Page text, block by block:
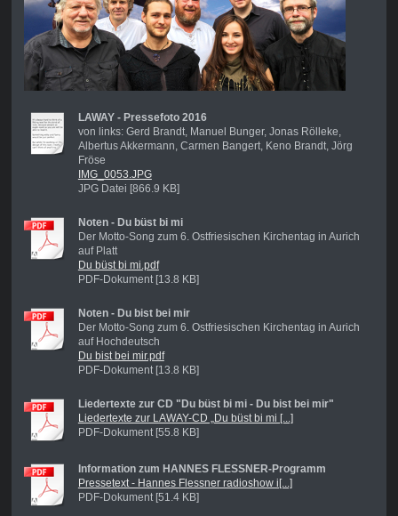
LAWAY - Pressefoto 2016
von links: Gerd Brandt, Manuel Bunger, Jonas Rölleke,
Albertus Akkermann, Carmen Bangert, Keno Brandt, Jörg
Fröse
IMG_0053.JPG
JPG Datei [866.9 KB]
Noten - Du büst bi mi
Der Motto-Song zum 6. Ostfriesischen Kirchentag in Aurich
auf Platt
Du büst bi mi.pdf
PDF-Dokument [13.8 KB]
Noten - Du bist bei mir
Der Motto-Song zum 6. Ostfriesischen Kirchentag in Aurich
auf Hochdeutsch
Du bist bei mir.pdf
PDF-Dokument [13.8 KB]
Liedertexte zur CD "Du büst bi mi - Du bist bei mir"
Liedertexte zur LAWAY-CD „Du büst bi mi [...]
PDF-Dokument [55.8 KB]
Information zum HANNES FLESSNER-Programm
Pressetext - Hannes Flessner radioshow i[...]
PDF-Dokument [51.4 KB]